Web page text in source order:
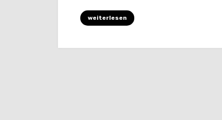
weiterlesen